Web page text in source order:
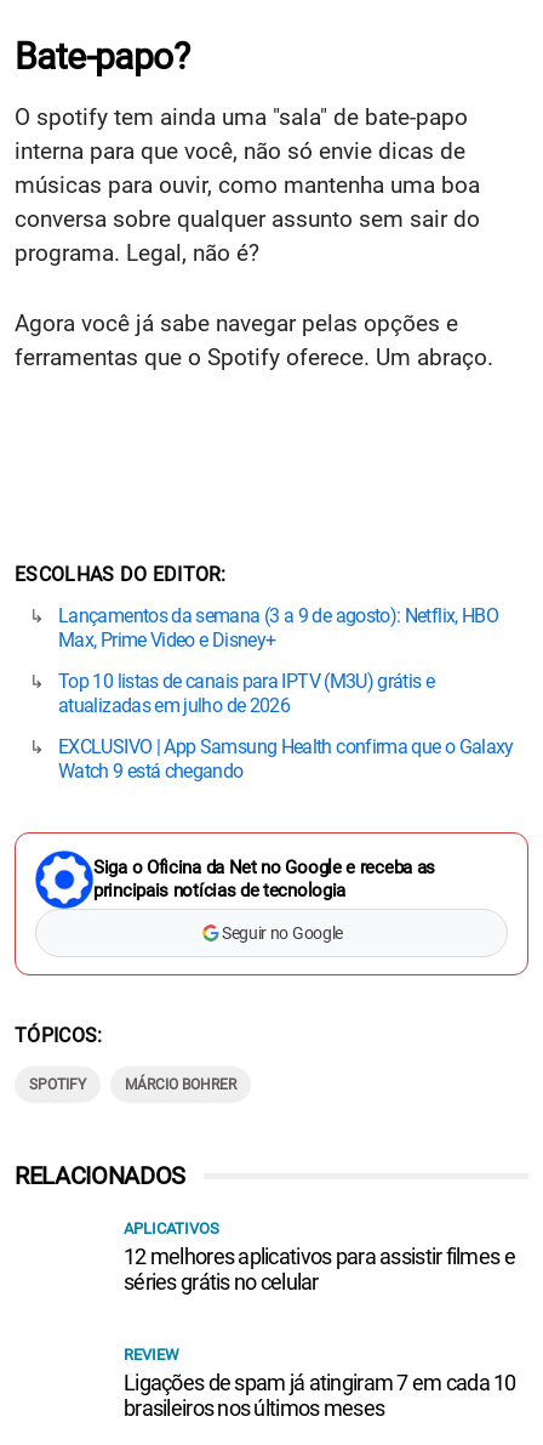
Bate-papo?
O spotify tem ainda uma "sala" de bate-papo
interna para que você, não só envie dicas de
músicas para ouvir, como mantenha uma boa
conversa sobre qualquer assunto sem sair do
programa. Legal, não é?
Agora você já sabe navegar pelas opções e
ferramentas que o Spotify oferece. Um abraço.
ESCOLHAS DO EDITOR
Lançamentos da semana (3 a 9 de agosto): Netflix, HBO
Max, Prime Video e Disney+
Top 10 listas de canais para IPTV (M3U) grátis e
atualizadas em julho de 2026
EXCLUSIVO | App Samsung Health confirma que o Galaxy
Watch 9 está chegando
Siga o Oficina da Net no Google e receba as
principais notícias de tecnologia
Seguir no Google
TÓPICOS
SPOTIFY MÁRCIO BOHRER
RELACIONADOS
APLICATIVOS
12 melhores aplicativos para assistir filmes e
séries grátis no celular
REVIEW
Ligações de spam já atingiram 7 em cada 10
brasileiros nos últimos meses